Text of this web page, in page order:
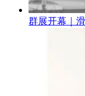
群展开幕｜